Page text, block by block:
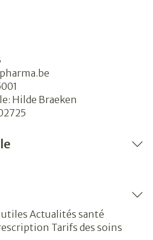
Hilde Braeken
utiles Actualités santé
Tarifs des soins